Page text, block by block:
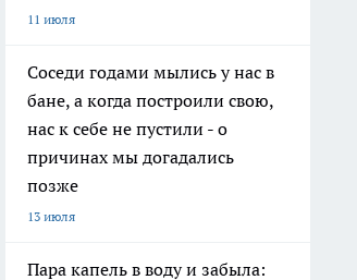
11 июля
Соседи годами мылись у нас в
бане, а когда построили свою,
нас к себе не пустили - о
причинах мы догадались
позже
13 июля
Пара капель в воду и забыла: